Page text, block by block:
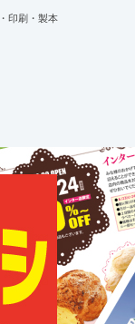
印刷・製本